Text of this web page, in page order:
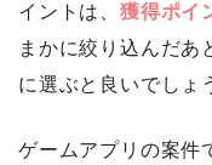
イントは、 獲得ポイ
まかに絞り込んだあ
に選ぶと良いでしょ
ゲームアプリの案件